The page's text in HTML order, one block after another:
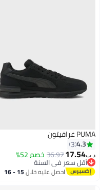
PUMA غرافيتون
4.3
3
د.ب‏ 17.54
36.97 خصم 52%
أقل سعر في السنة
بتخلّص بسرعة
أقل سعر في السنة
احصل عليه خلال 15 - 16